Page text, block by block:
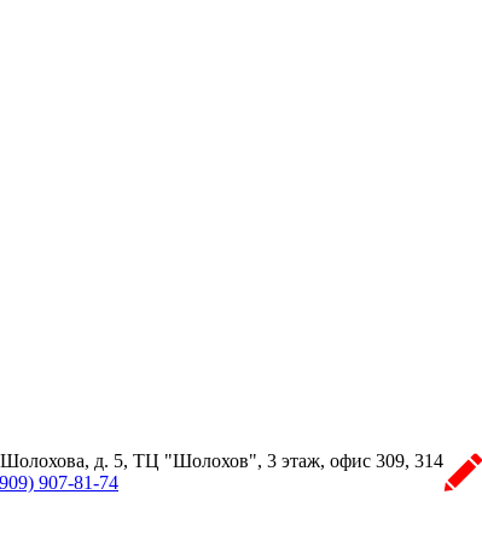
д. 5, ТЦ "Шолохов", 3 этаж, офис 309, 314
907-81-74